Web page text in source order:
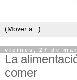
viernes, 27 de
La
comer